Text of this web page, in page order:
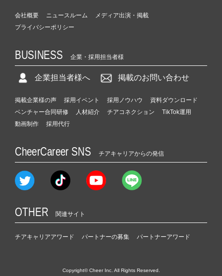
会社概要 ニュースルーム
メディア出演・掲載
プライバシーポリシー
BUSINESS 企業・採用担当者様
企業担当者様へ 掲載のお問い合わせ
掲載企業様の声 採用イベント 採用ノウハウ
資料ダウンロード
ベンチャー合同研修
人材紹介 チアコネクション
TikTok運用
動画制作
採用代行
CheerCareer SNS チアキャリアからの発信
OTHER 関連サイト
チアキャリアアワード パートナーの募集 パートナーアワード
Copyright© Cheer Inc. All Rights Reserved.